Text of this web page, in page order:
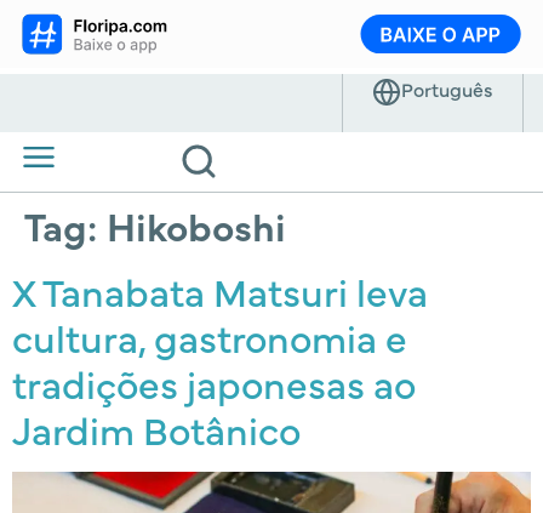
Tag: Hikoboshi
X Tanabata Matsuri leva
cultura, gastronomia e
tradições japonesas ao
Jardim Botânico